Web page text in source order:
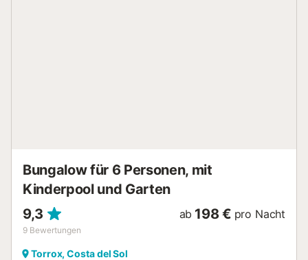
Bungalow für 6 Personen, mit
Kinderpool und Garten
9,3
9 Bewertungen
ab 198 € pro Nacht
Torrox, Costa del Sol